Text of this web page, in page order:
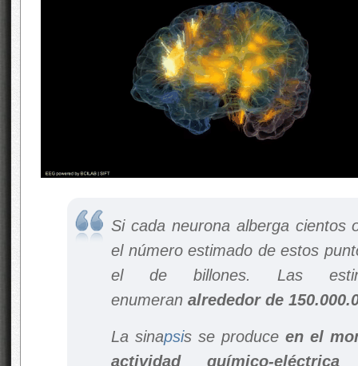
Si cada neurona alberga cientos
el número estimado de estos
el de billones. Las
enumeran alrededor de
La sinapsis se produce en el
actividad químico-